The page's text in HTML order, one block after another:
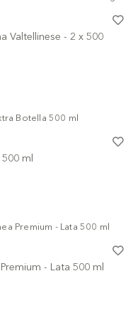
Valtellinese - 2 x 500
ml
- Lata 500 ml